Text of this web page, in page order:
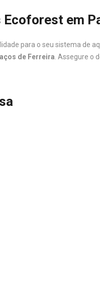
em
para o seu sistema de
de Ferreira . Assegure o